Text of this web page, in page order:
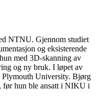
NTNU. Gjennom studiet
og eksisterende
med 3D-skanning av
og ny bruk. I løpet av
Plymouth University. Bjørg
før hun ble ansatt i NIKU i